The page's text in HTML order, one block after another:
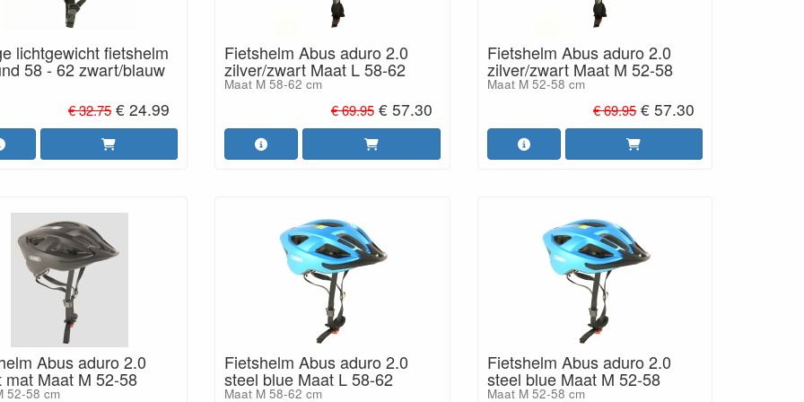
lichtgewicht fietshelm
58 - 62 zwart/blauw
€ 32.75 € 24.99
Fietshelm Abus aduro 2.0
zilver/zwart Maat L 58-62
Maat M 58-62 cm
€ 69.95 € 57.30
Fietshelm Abus aduro 2.0
zilver/zwart Maat M 52-58
Maat M 52-58 cm
€ 69.95 € 57.30
Abus aduro 2.0
mat Maat M 52-58
52-58 cm
Fietshelm Abus aduro 2.0
steel blue Maat L 58-62
Maat M 58-62 cm
Fietshelm Abus aduro 2.0
steel blue Maat M 52-58
Maat M 52-58 cm